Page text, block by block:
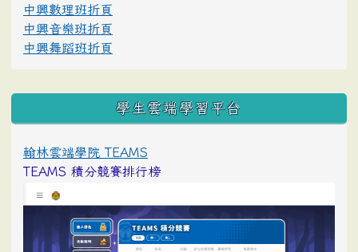
中興數理班折頁
中興音樂班折頁
中興舞蹈班折頁
學生雲端學習平台
翰林雲端學院 TEAMS
TEAMS 積分競賽排行榜